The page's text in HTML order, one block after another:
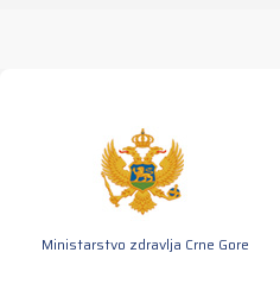
Ministarstvo zdravlja Crne Gore